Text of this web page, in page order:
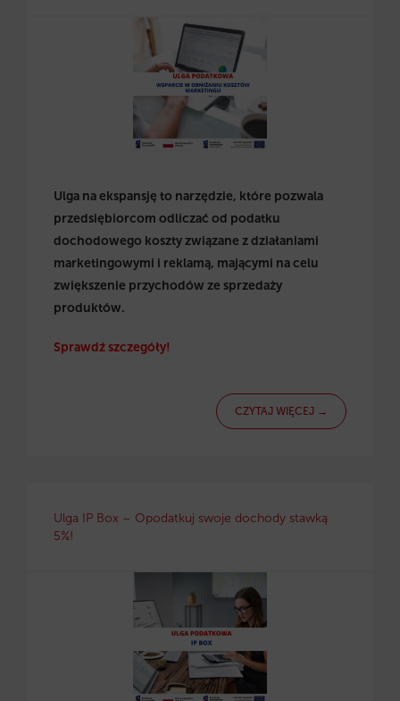
Ulga na ekspansję to narzędzie, które pozwala
przedsiębiorcom odliczać od podatku
dochodowego koszty związane z działaniami
marketingowymi i reklamą, mającymi na celu
zwiększenie przychodów ze sprzedaży
produktów.
Sprawdź szczegóły!
CZYTAJ WIĘCEJ →
Ulga IP Box – Opodatkuj swoje dochody stawką
5%!